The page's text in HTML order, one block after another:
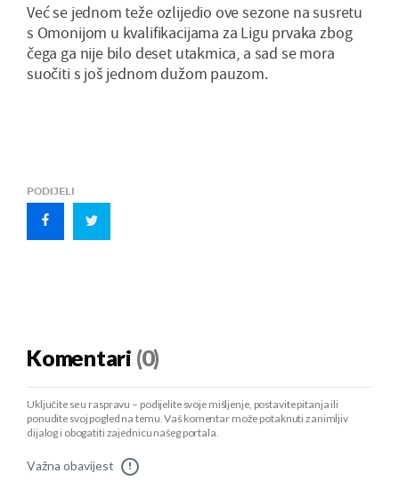
Već se jednom teže ozlijedio ove sezone na susretu
s Omonijom u kvalifikacijama za Ligu prvaka zbog
čega ga nije bilo deset utakmica, a sad se mora
suočiti s još jednom dužom pauzom.
PODIJELI
Komentari (0)
Uključite se u raspravu – podijelite svoje mišljenje, postavite pitanja ili
ponudite svoj pogled na temu. Vaš komentar može potaknuti zanimljiv
dijalog i obogatiti zajednicu našeg portala.
Važna obavijest !